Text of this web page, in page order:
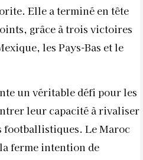
Elle a terminé en tête
grâce à trois victoires
les Pays-Bas et le
un véritable défi pour les
leur capacité à rivaliser
footballistiques. Le Maroc
ferme intention de